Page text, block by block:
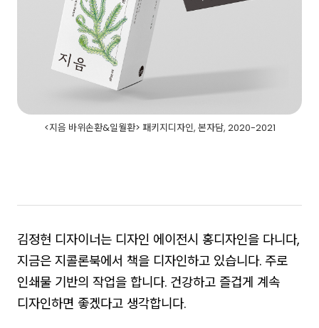
<지음 바위손환&일월환> 패키지디자인, 본자담, 2020-2021
김정현 디자이너는 디자인 에이전시 홍디자인을 다니다,
지금은 지콜론북에서 책을 디자인하고 있습니다. 주로
인쇄물 기반의 작업을 합니다. 건강하고 즐겁게 계속
디자인하면 좋겠다고 생각합니다.